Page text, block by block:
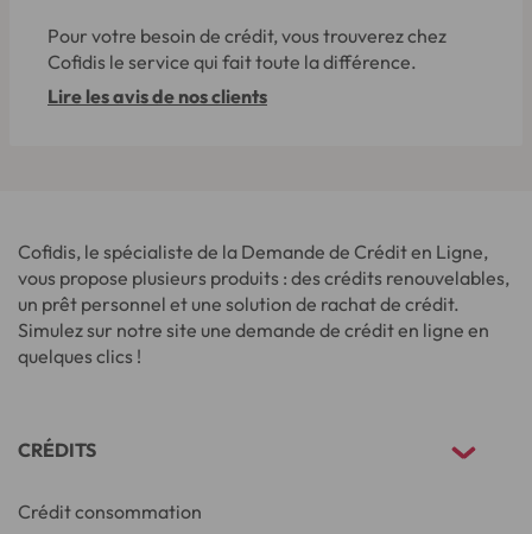
Pour votre besoin de crédit, vous trouverez chez
Cofidis le service qui fait toute la différence.
Lire les avis de nos clients
Cofidis, le spécialiste de la Demande de Crédit en Ligne,
vous propose plusieurs produits : des crédits renouvelables,
un prêt personnel et une solution de rachat de crédit.
Simulez sur notre site une demande de crédit en ligne en
quelques clics !
CRÉDITS
Crédit consommation